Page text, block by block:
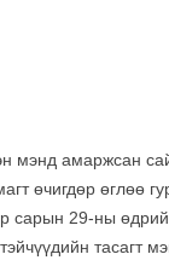
мэнд амаржсан
өчигдөр өглөө
сарын 29-ны
тасагт